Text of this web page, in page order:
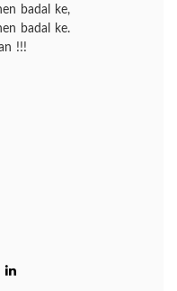
badal ke,
badal ke.
!!!